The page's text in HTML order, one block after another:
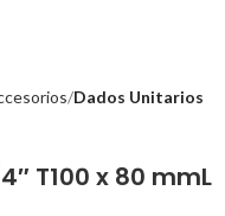
Dados Unitarios
T100 x 80 mmL